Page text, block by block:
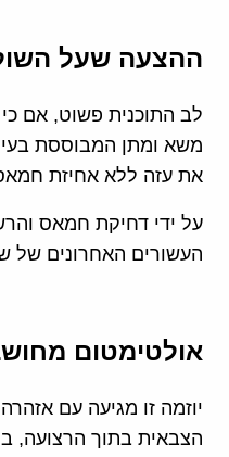
ההצעה שעל
לב התוכנית פשוט, אם
משא ומתן המבוססת
את עזה ללא אחיזת
על ידי דחיקת חמאס
העשורים האחרונים של
אולטימטום
יוזמה זו מגיעה עם
הצבאית בתוך הרצועה,